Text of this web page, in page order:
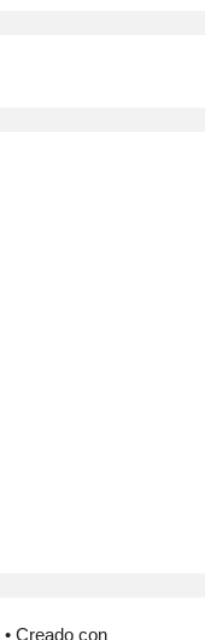
• Creado con